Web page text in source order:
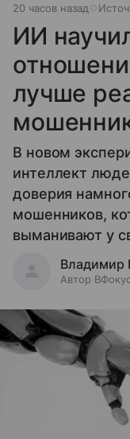
20 часов назад
ИИ
лучше
В новом
интеллект
доверия
мошенников,
выманивают у
Владимир
Автор